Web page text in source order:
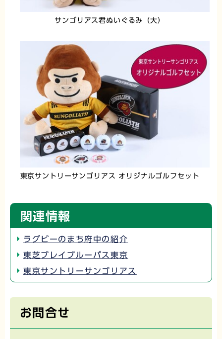
サンゴリアス君ぬいぐるみ（大）
東京サントリーサンゴリアス オリジナルゴルフセット
関連情報
ラグビーのまち府中の紹介
東芝ブレイブルーパス東京
東京サントリーサンゴリアス
お問合せ